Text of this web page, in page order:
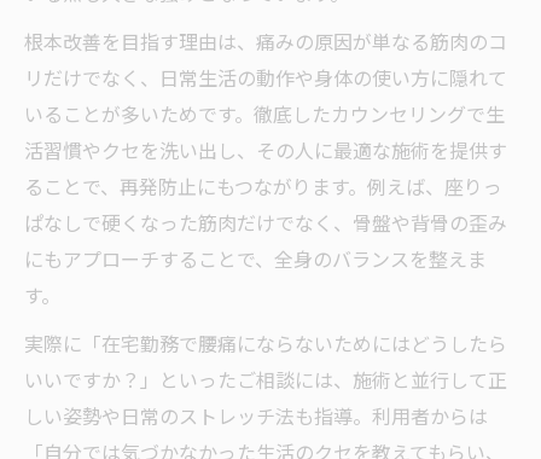
根本改善を目指す理由は、痛みの原因が単なる筋肉のコ
リだけでなく、日常生活の動作や身体の使い方に隠れて
いることが多いためです。徹底したカウンセリングで生
活習慣やクセを洗い出し、その人に最適な施術を提供す
ることで、再発防止にもつながります。例えば、座りっ
ぱなしで硬くなった筋肉だけでなく、骨盤や背骨の歪み
にもアプローチすることで、全身のバランスを整えま
す。
実際に「在宅勤務で腰痛にならないためにはどうしたら
いいですか？」といったご相談には、施術と並行して正
しい姿勢や日常のストレッチ法も指導。利用者からは
「自分では気づかなかった生活のクセを教えてもらい、